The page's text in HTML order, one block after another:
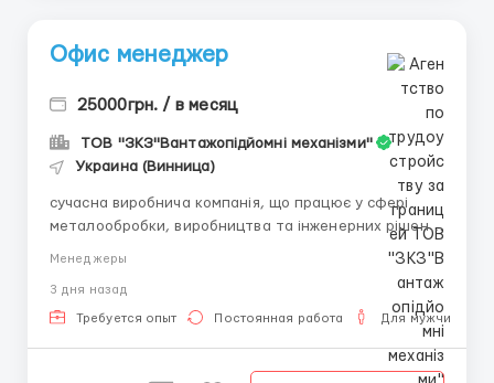
Офис менеджер
25000грн. / в месяц
ТОВ "ЗКЗ"Вантажопідйомні механізми"
Украина (Винница)
сучасна виробнича компанія, що працює у сфері
металообробки, виробництва та інженерних рішень,
офіс-менеджера. Основні обов’язки: оформлення та
супровід замовлень; ведення документообігу комп...
Менеджеры
3 дня назад
Требуется опыт Постоянная работа Для мужчин